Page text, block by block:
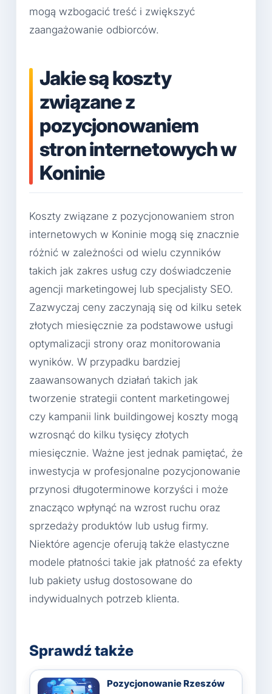
mogą wzbogacić treść i zwiększyć
zaangażowanie odbiorców.
Jakie są koszty
związane z
pozycjonowaniem
stron internetowych w
Koninie
Koszty związane z pozycjonowaniem stron
internetowych w Koninie mogą się znacznie
różnić w zależności od wielu czynników
takich jak zakres usług czy doświadczenie
agencji marketingowej lub specjalisty SEO.
Zazwyczaj ceny zaczynają się od kilku setek
złotych miesięcznie za podstawowe usługi
optymalizacji strony oraz monitorowania
wyników. W przypadku bardziej
zaawansowanych działań takich jak
tworzenie strategii content marketingowej
czy kampanii link buildingowej koszty mogą
wzrosnąć do kilku tysięcy złotych
miesięcznie. Ważne jest jednak pamiętać, że
inwestycja w profesjonalne pozycjonowanie
przynosi długoterminowe korzyści i może
znacząco wpłynąć na wzrost ruchu oraz
sprzedaży produktów lub usług firmy.
Niektóre agencje oferują także elastyczne
modele płatności takie jak płatność za efekty
lub pakiety usług dostosowane do
indywidualnych potrzeb klienta.
Sprawdź także
Pozycjonowanie Rzeszów